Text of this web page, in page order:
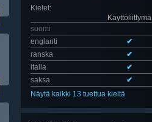
Kielet:
Käyttöliittymä
suomi
englanti
✔
ranska
✔
italia
✔
saksa
✔
Näytä kaikki 13 tuettua kieltä